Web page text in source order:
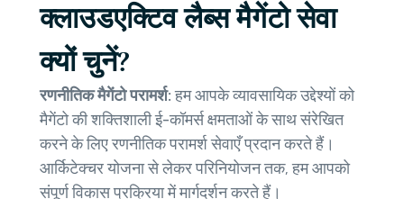
क्लाउडएक्टिव लैब्स मैगेंटो सेवा
क्यों चुनें?
रणनीतिक मैगेंटो परामर्श:हम आपके व्यावसायिक उद्देश्यों को
मैगेंटो की शक्तिशाली ई-कॉमर्स क्षमताओं के साथ संरेखित
करने के लिए रणनीतिक परामर्श सेवाएँ प्रदान करते हैं।
आर्किटेक्चर योजना से लेकर परिनियोजन तक, हम आपको
संपूर्ण विकास प्रक्रिया में मार्गदर्शन करते हैं।